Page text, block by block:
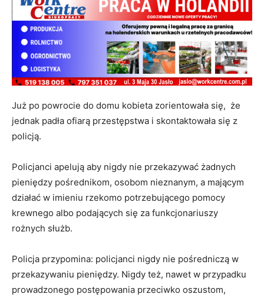
Już po powrocie do domu kobieta zorientowała się, że
jednak padła ofiarą przestępstwa i skontaktowała się z
policją.
Policjanci apelują aby nigdy nie przekazywać żadnych
pieniędzy pośrednikom, osobom nieznanym, a mającym
działać w imieniu rzekomo potrzebującego pomocy
krewnego albo podających się za funkcjonariuszy
rożnych służb.
Policja przypomina: policjanci nigdy nie pośredniczą w
przekazywaniu pieniędzy. Nigdy też, nawet w przypadku
prowadzonego postępowania przeciwko oszustom,